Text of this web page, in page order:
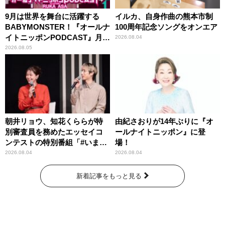
9月は世界を舞台に活躍する
BABYMONSTER！『オールナ
イトニッポンPODCAST』月替
わりパーソナリティ
2026.08.05
イルカ、自身作曲の熊本市制
100周年記念ソングをオンエア
2026.08.04
朝井リョウ、知花くららが特
別審査員を務めたエッセイコ
ンテストの特別番組「#いまあ
なたに伝えたいこと」
2026.08.04
由紀さおりが14年ぶりに『オ
ールナイトニッポン』に登
場！
2026.08.04
新着記事をもっと見る